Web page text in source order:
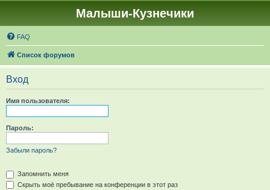
Малыши-Кузнечики
FAQ
Список форумов
Вход
Имя пользователя:
Пароль:
Забыли пароль?
Запомнить меня
Скрыть моё пребывание на конференции в этот раз